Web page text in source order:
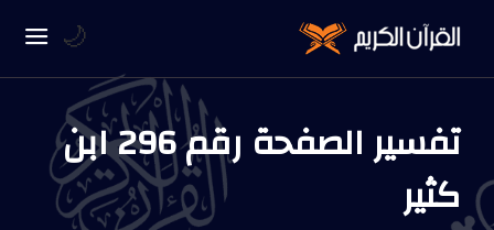
تفسير الصفحة رقم 296 ابن
كثير
🌙